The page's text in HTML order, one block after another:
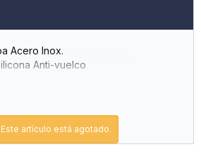
Acero Inox.
Anti-vuelco
Este artículo está agotado.